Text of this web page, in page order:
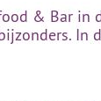
& Bar